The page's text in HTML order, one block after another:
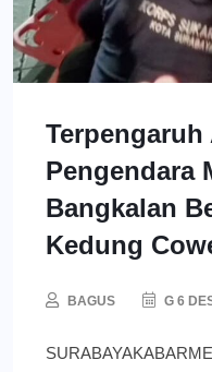
Pengendara
Bangkalan
Kedung
BAGUS G 6